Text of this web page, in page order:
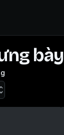
bày